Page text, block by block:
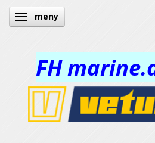
Ändra navigering
meny
FH